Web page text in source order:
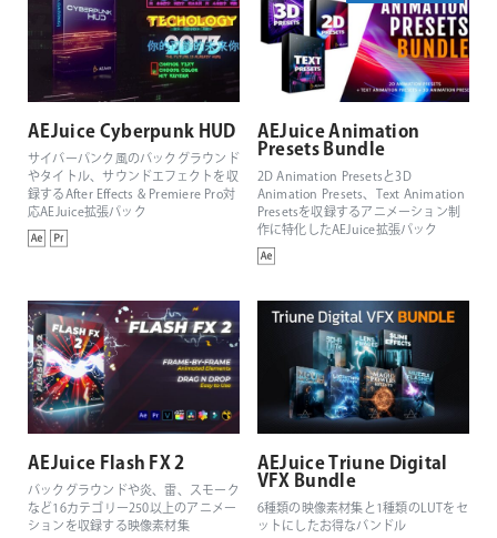
AEJuice Cyberpunk HUD
サイバーパンク風のバックグラウンド
やタイトル、サウンドエフェクトを収
録するAfter Effects & Premiere Pro対
応AEJuice拡張パック
AEJuice Animation
Presets Bundle
2D Animation Presetsと3D
Animation Presets、Text Animation
Presetsを収録するアニメーション制
作に特化したAEJuice拡張パック
AEJuice Flash FX 2
バックグラウンドや炎、雷、スモーク
など16カテゴリー250以上のアニメー
ションを収録する映像素材集
AEJuice Triune Digital
VFX Bundle
6種類の映像素材集と1種類のLUTをセ
ットにしたお得なバンドル